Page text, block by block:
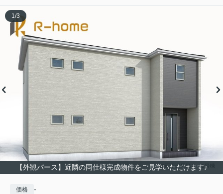
【外観パース】近隣の同仕様完成物件をご見学いただけます♪
1/3
価格 -